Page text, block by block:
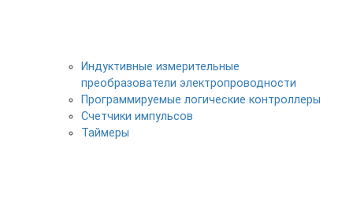
Индуктивные измерительные
преобразователи электропроводности
Программируемые логические контроллеры
Счетчики импульсов
Таймеры